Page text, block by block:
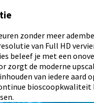
zonder meer
van Full HD
beleef je met een
zorgt de moderne
van iedere aard
bioscoopkwaliteit